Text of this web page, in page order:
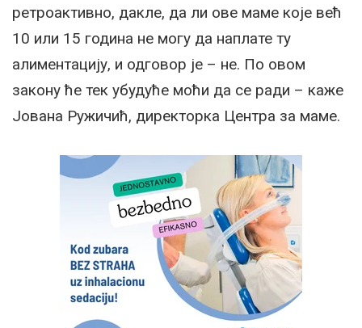
ретроактивно, дакле, да ли ове маме које већ
10 или 15 година не могу да наплате ту
алиментацију, и одговор је – не. По овом
закону ће тек убудуће моћи да се ради – каже
Јована Ружичић, директорка Центра за маме.